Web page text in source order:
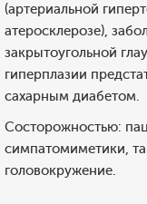
(артериальной
атеросклерозе),
закрытоугольной
гиперплазии
сахарным диабетом.
Состорожностью:
симпатомиметики,
головокружение.